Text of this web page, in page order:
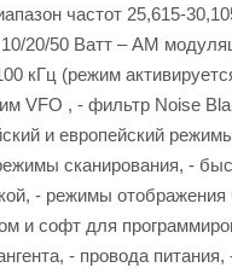
частот 25,615-
20/50 Ватт – AM
кГц (режим
VFO , - фильтр Noise
и европейский
сканирования, -
- режимы отображения
и софт для
- провода